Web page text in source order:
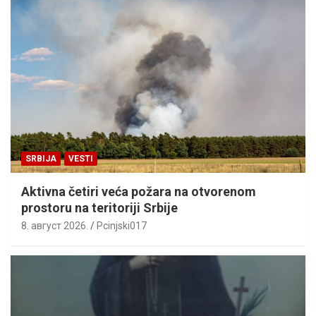
SRBIJA VESTI
Aktivna četiri veća požara na otvorenom
prostoru na teritoriji Srbije
8. август 2026. Pcinjski017